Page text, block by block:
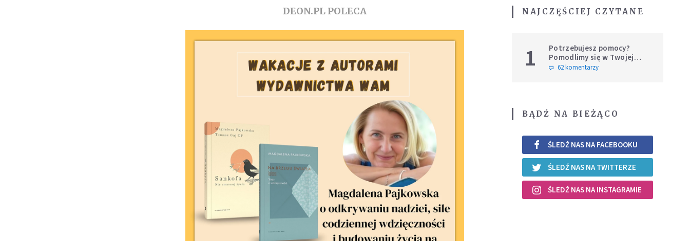
DEON.PL POLECA NAJCZĘŚCIEJ CZYTANE
1
Potrzebujesz pomocy?
Pomodlimy się w Twojej
intencji
62 komentarzy
BĄDŹ NA BIEŻĄCO
ŚLEDŹ NAS NA FACEBOOKU
ŚLEDŹ NAS NA TWITTERZE
ŚLEDŹ NAS NA INSTAGRAMIE